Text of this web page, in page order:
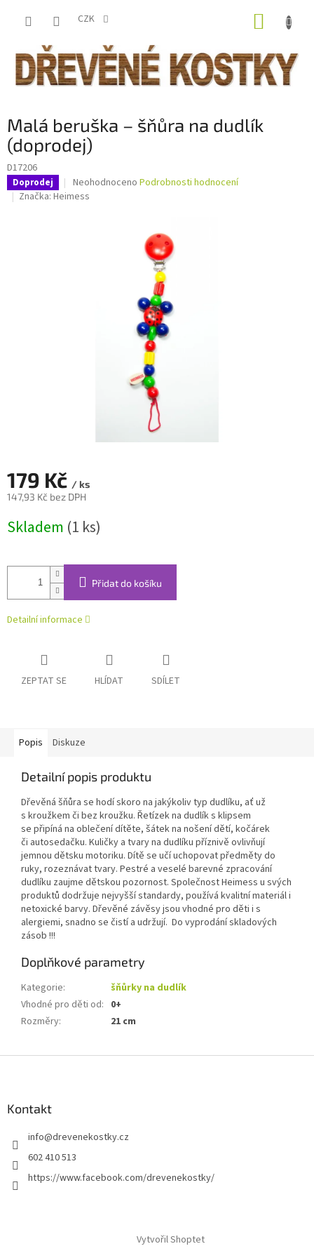
CZK
Malá beruška – šňůra na dudlík
(doprodej)
D17206
Doprodej
Průměrné
hodnocení
Neohodnoceno Podrobnosti hodnocení
Značka: Heimess
179 Kč / ks
147,93 Kč bez DPH
cena:
Skladem (1 ks)
Přidat do košíku
Detailní informace
ZEPTAT SE HLÍDAT SDÍLET
Popis Diskuze
Detailní popis produktu
Dřevěná šňůra se hodí skoro na jakýkoliv typ dudlíku, ať už
s kroužkem či bez kroužku. Řetízek na dudlík s klipsem
se připíná na oblečení dítěte, šátek na nošení dětí, kočárek
či autosedačku. Kuličky a tvary na dudlíku příznivě ovlivňují
jemnou dětsku motoriku. Dítě se učí uchopovat předměty do
ruky, rozeznávat tvary. Pestré a veselé barevné zpracování
dudlíku zaujme dětskou pozornost. Společnost Heimess u svých
produktů dodržuje nejvyšší standardy, používá kvalitní materiál i
netoxické barvy. Dřevěné závěsy jsou vhodné pro děti i s
alergiemi, snadno se čistí a udržují. Do vyprodání skladových
zásob !!!
Doplňkové parametry
Kategorie:
šňůrky na dudlík
Vhodné pro děti od: 0+
Rozměry: 21 cm
Kontakt
info@drevenekostky.cz
602 410 513
https://www.facebook.com/drevenekostky/
Vytvořil Shoptet